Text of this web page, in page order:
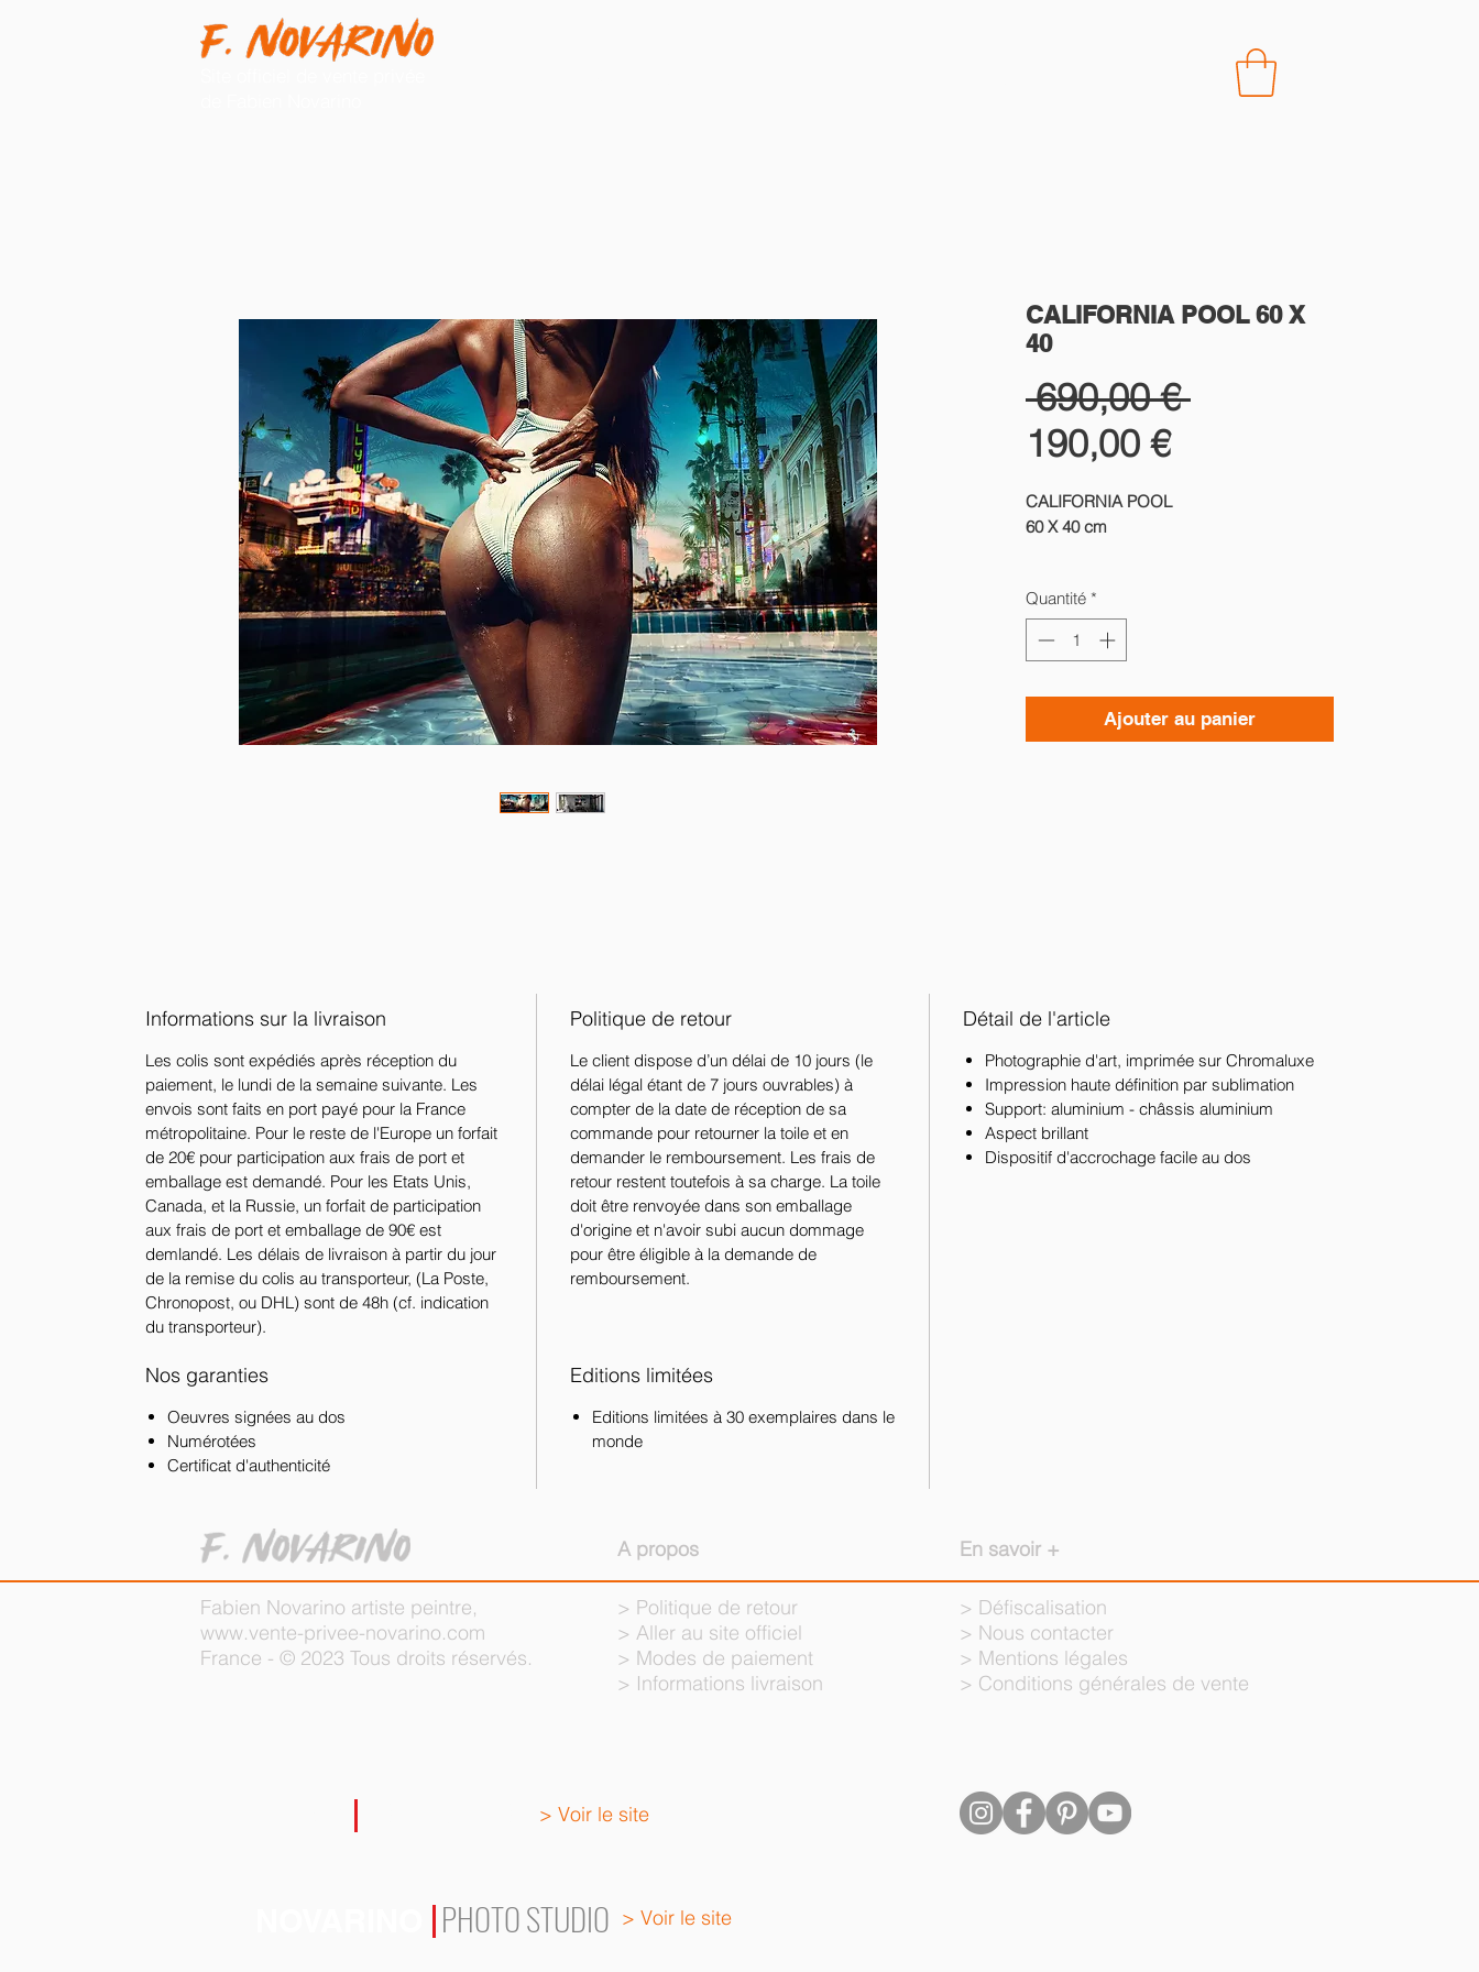
CALIFORNIA POOL 60 X
40
690,00 € Prix
190,00 €Prix
CALIFORNIA POOL
60 X 40 cm
Impression sur Chromaluxe
Caisse US noir
Quantité *
Ajouter au panier
Informations sur la livraison
Les colis sont expédiés après réception du
paiement, le lundi de la semaine suivante. Les
envois sont faits en port payé pour la France
métropolitaine. Pour le reste de l'Europe un forfait
de 20€ pour participation aux frais de port et
emballage est demandé. Pour les Etats Unis,
Canada, et la Russie, un forfait de participation
aux frais de port et emballage de 90€ est
demlandé. Les délais de livraison à partir du jour
de la remise du colis au transporteur, (La Poste,
Chronopost, ou DHL) sont de 48h (cf. indication
du transporteur).
Politique de retour
Le client dispose d’un délai de 10 jours (le
délai légal étant de 7 jours ouvrables) à
compter de la date de réception de sa
commande pour retourner la toile et en
demander le remboursement. Les frais de
retour restent toutefois à sa charge. La toile
doit être renvoyée dans son emballage
d'origine et n'avoir subi aucun dommage
pour être éligible à la demande de
remboursement.
Détail de l'article
Photographie d'art, imprimée sur Chromaluxe
Impression haute définition par sublimation
Support: aluminium - châssis aluminium
Aspect brillant
Dispositif d'accrochage facile au dos
Nos garanties
Oeuvres signées au dos
Numérotées
Certificat d'authenticité
Editions limitées
Editions limitées à 30 exemplaires dans le
monde
A propos En savoir +
Fabien Novarino artiste peintre,
www.vente-privee-novarino.com
France - © 2023 Tous droits réservés.
> Politique de retour
> Aller au site officiel
> Modes de paiement
> Informations livraison
> Voir le site
PHOTO STUDIO > Voir le site
> Défiscalisation
> Nous contacter
> Mentions légales
> Conditions générales de vente